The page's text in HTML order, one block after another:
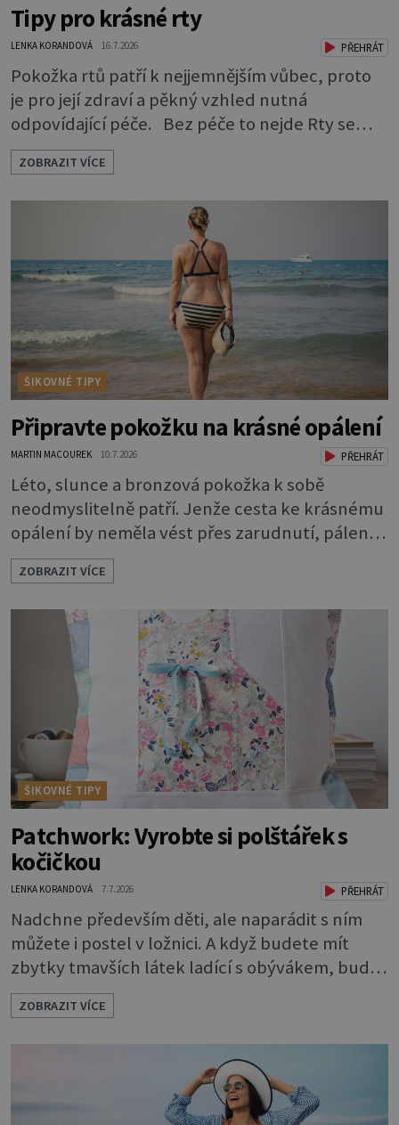
Tipy pro krásné rty
LENKA KORANDOVÁ 16.7.2026 PŘEHRÁT
Pokožka rtů patří k nejjemnějším vůbec, proto
je pro její zdraví a pěkný vzhled nutná
odpovídající péče. Bez péče to nejde Rty se
neliší jen barvou, ale také mnohem tenčí
povrchovou vrstvou než ostatní pleť a pokožka.
Nezvláčňují je žádné mazové žlázy, proto jsou
rty mnohem choulostivější a náchylné k
vysychání a praskání. Balzám na rty je proto
nutnou základní výbavou, pokud chce
ZOBRAZIT VÍCE
ŠIKOVNÉ TIPY
Připravte pokožku na krásné opálení
MARTIN MACOUREK 10.7.2026 PŘEHRÁT
Léto, slunce a bronzová pokožka k sobě
neodmyslitelně patří. Jenže cesta ke krásnému
opálení by neměla vést přes zarudnutí, pálení a
loupající se kůže. Spálená pokožka není
známkou „základu“ pro opálení, ale reakcí na
nadměrné UV záření. Pokud chcete, aby pleť i
pokožka těla vypadaly zdravě, hladce a opálení
vydrželo co nejdéle, vyplatí se začít s přípravou
už několik týdnů před první dovolenou.
ZOBRAZIT VÍCE
ŠIKOVNÉ TIPY
Patchwork: Vyrobte si polštářek s
kočičkou
LENKA KORANDOVÁ 7.7.2026 PŘEHRÁT
Nadchne především děti, ale naparádit s ním
můžete i postel v ložnici. A když budete mít
zbytky tmavších látek ladící s obývákem, bude
se hodit i tam. Budete potřebovat: - zbytky
barevně sladěných bavlněných látek - 0,5 m
látky na vnitřní polštářek - duté vlákno na výplň
- 2 knoflíky - 0,5 m jednostranně nalepovacího
vlizelínu - pravítko a řezák nebo nůžky Přední
strana s aplikací 1. V
ZOBRAZIT VÍCE